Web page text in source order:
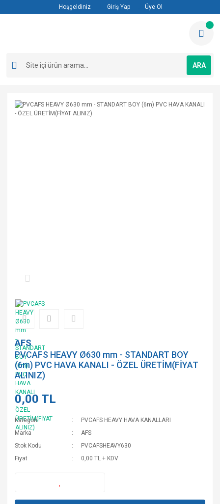
Hoşgeldiniz Giriş Yap Üye Ol
ARA
AFS
PVCAFS HEAVY Ø630 mm - STANDART BOY
(6m) PVC HAVA KANALI - ÖZEL ÜRETİM(FİYAT
ALINIZ)
0,00 TL
Kategori
PVCAFS HEAVY HAVA KANALLARI
Marka
AFS
Stok Kodu
PVCAFSHEAVY630
Fiyat
0,00 TL + KDV